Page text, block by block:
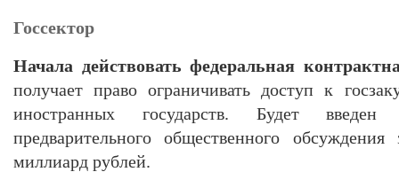
Госсектор
Начала действовать федеральная
получает право ограничивать доступ к
иностранных государств. Будет введен
предварительного общественного
миллиард рублей.